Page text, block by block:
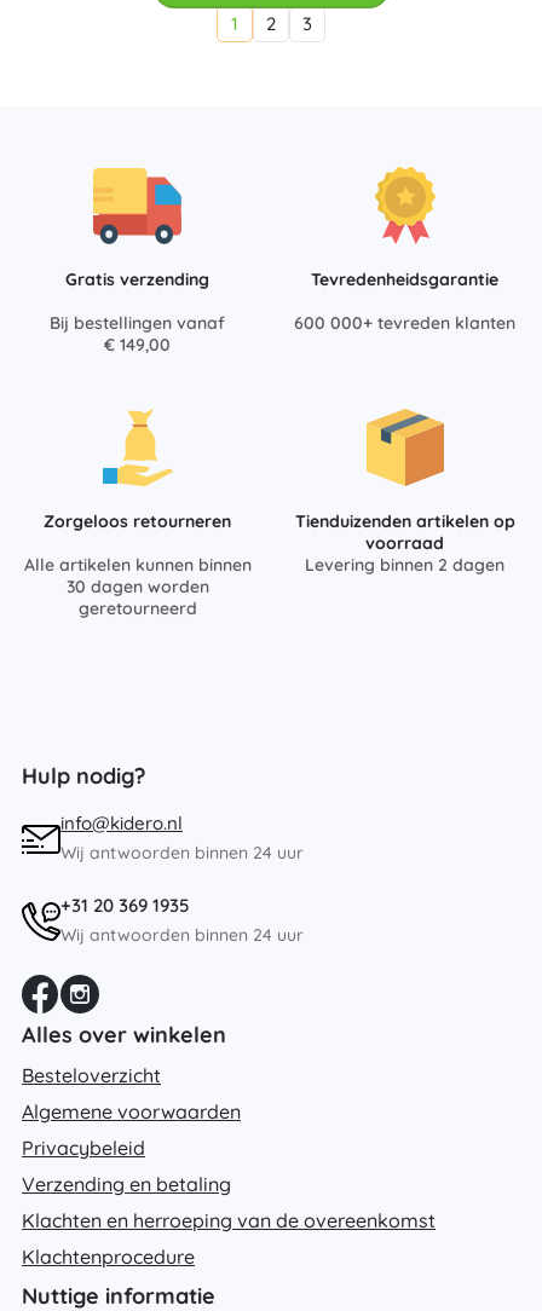
1
2 3
Gratis verzending
Bij bestellingen vanaf
€ 149,00
Tevredenheidsgarantie
600 000+ tevreden klanten
Zorgeloos retourneren
Alle artikelen kunnen binnen
30 dagen worden
geretourneerd
Tienduizenden artikelen op
voorraad
Levering binnen 2 dagen
Hulp nodig?
info@kidero.nl
Wij antwoorden binnen 24 uur
+31 20 369 1935
Wij antwoorden binnen 24 uur
Alles over winkelen
Besteloverzicht
Algemene voorwaarden
Privacybeleid
Verzending en betaling
Klachten en herroeping van de overeenkomst
Klachtenprocedure
Nuttige informatie